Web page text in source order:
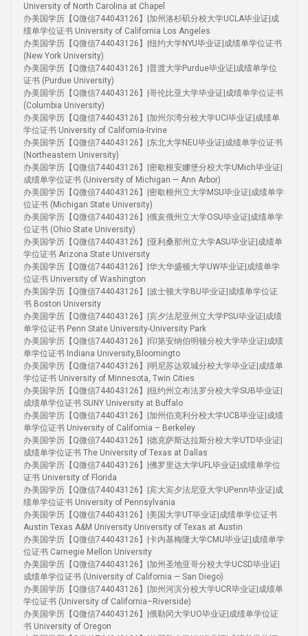
University of North Carolina at Chapel
办美国学历【Q微信744043126】|加州洛杉矶分校大学UCLA毕业证|成
绩单学位证书 University of California Los Angeles
办美国学历【Q微信744043126】|纽约大学NYU毕业证|成绩单学位证书
(New York University)
办美国学历【Q微信744043126】|普渡大学Purdue毕业证|成绩单学位
证书 (Purdue University)
办美国学历【Q微信744043126】|哥伦比亚大学毕业证|成绩单学位证书
(Columbia University)
办美国学历【Q微信744043126】|加州尔湾分校大学UCI毕业证|成绩单
学位证书 University of California-Irvine
办美国学历【Q微信744043126】|东北大学NEU毕业证|成绩单学位证书
(Northeastern University)
办美国学历【Q微信744043126】|密歇根安娜堡分校大学UMich毕业证|
成绩单学位证书 (University of Michigan — Ann Arbor)
办美国学历【Q微信744043126】|密歇根州立大学MSU毕业证|成绩单学
位证书 (Michigan State University)
办美国学历【Q微信744043126】|俄亥俄州立大学OSU毕业证|成绩单学
位证书 (Ohio State University)
办美国学历【Q微信744043126】|亚利桑那州立大学ASU毕业证|成绩单
学位证书 Arizona State University
办美国学历【Q微信744043126】|华大华盛顿大学UW毕业证|成绩单学
位证书 University of Washington
办美国学历【Q微信744043126】|波士顿大学BU毕业证|成绩单学位证
书 Boston University
办美国学历【Q微信744043126】|宾夕法尼亚州立大学PSU毕业证|成绩
单学位证书 Penn State University-University Park
办美国学历【Q微信744043126】|印第安纳伯明顿分校大学毕业证|成绩
单学位证书 Indiana University,Bloomingto
办美国学历【Q微信744043126】|明尼苏达双城分校大学毕业证|成绩单
学位证书 University of Minnesota, Twin Cities
办美国学历【Q微信744043126】|纽约州立布法罗分校大学SUB毕业证|
成绩单学位证书 SUNY University at Buffalo
办美国学历【Q微信744043126】|加州伯克利分校大学UCB毕业证|成绩
单学位证书 University of California – Berkeley
办美国学历【Q微信744043126】|德克萨斯达拉斯分校大学UTD毕业证|
成绩单学位证书 The University of Texas at Dallas
办美国学历【Q微信744043126】|佛罗里达大学UFL毕业证|成绩单学位
证书 University of Florida
办美国学历【Q微信744043126】|宾大宾夕法尼亚大学UPenn毕业证|成
绩单学位证书 University of Pennsylvania
办美国学历【Q微信744043126】|美国大学UT毕业证|成绩单学位证书
Austin Texas A&M University University of Texas at Austin
办美国学历【Q微信744043126】|卡内基梅隆大学CMU毕业证|成绩单学
位证书 Carnegie Mellon University
办美国学历【Q微信744043126】|加州圣地亚哥分校大学UCSD毕业证|
成绩单学位证书 (University of California — San Diego)
办美国学历【Q微信744043126】|加州河滨分校大学UCR毕业证|成绩单
学位证书 (University of California–Riverside)
办美国学历【Q微信744043126】|俄勒冈大学UO毕业证|成绩单学位证
书 University of Oregon